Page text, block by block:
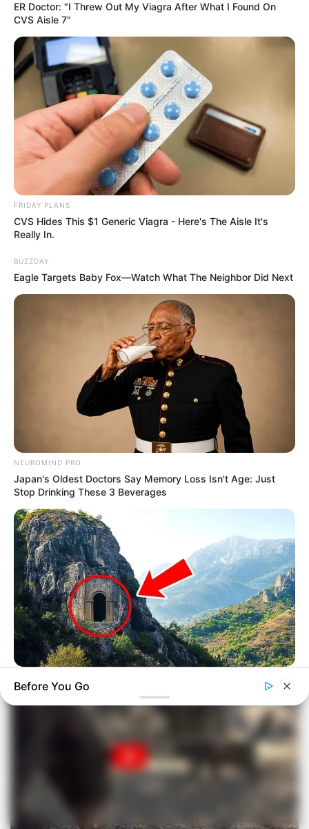
ER Doctor: "I Threw Out My Viagra After What I Found On
CVS Aisle 7"
FRIDAY PLANS
CVS Hides This $1 Generic Viagra - Here's The Aisle It's
Really In.
BUZZDAY
Eagle Targets Baby Fox—Watch What The Neighbor Did Next
NEUROMIND PRO
Japan's Oldest Doctors Say Memory Loss Isn't Age: Just
Stop Drinking These 3 Beverages
Drone Flew Over Forbidden Tibet: Never Meant To Be Seen!
(58 Caratteri)
Before You Go